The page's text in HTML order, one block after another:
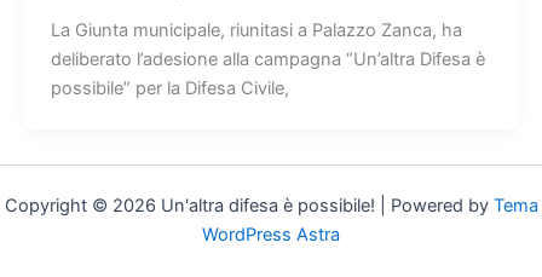
La Giunta municipale, riunitasi a Palazzo Zanca, ha
deliberato l’adesione alla campagna “Un’altra Difesa è
possibile” per la Difesa Civile,
Copyright © 2026 Un'altra difesa è possibile! | Powered by Tema
WordPress Astra